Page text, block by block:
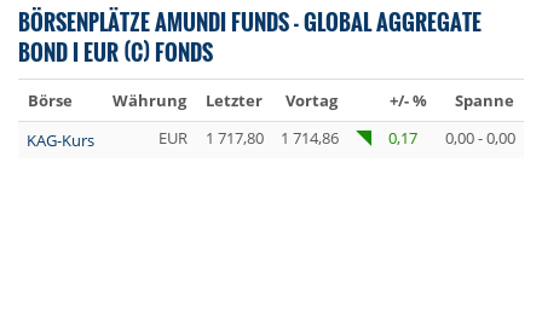
BÖRSENPLÄTZE AMUNDI FUNDS - GLOBAL AGGREGATE
BOND I EUR (C) FONDS
Börse Währung Letzter Vortag +/- % Spanne
KAG-Kurs
EUR 1 717,80 1 714,86 0,17 0,00 - 0,00